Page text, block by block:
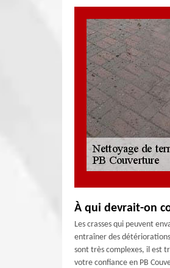
À qui devrait-on
Les crasses qui peuvent
entraîner des
sont très complexes, il est
votre confiance en PB